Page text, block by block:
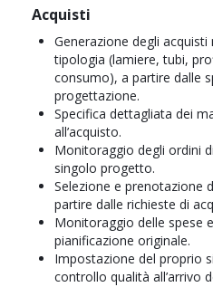
Acquisti
Generazione degli acquisti
tipologia (lamiere, tubi,
consumo), a partire dalle
progettazione.
Specifica dettagliata dei
all’acquisto.
Monitoraggio degli ordini
singolo progetto.
Selezione e prenotazione
partire dalle richieste di
Monitoraggio delle spese
pianificazione originale.
Impostazione del proprio
controllo qualità all’arrivo